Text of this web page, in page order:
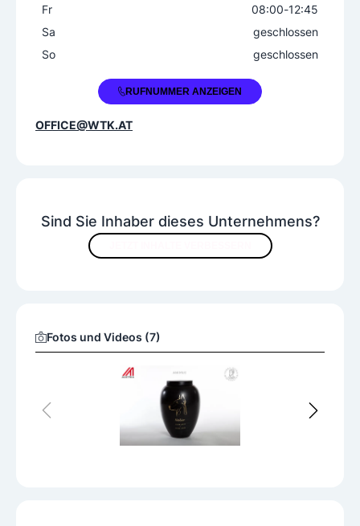
Sind Sie Inhaber dieses Unternehmens?
Fotos und Videos (7)
Fr
08:00-12:45
Sa
geschlossen
So
geschlossen
+43 1 5234679RUFNUMMER ANZEIGEN
OFFICE@WTK.AT